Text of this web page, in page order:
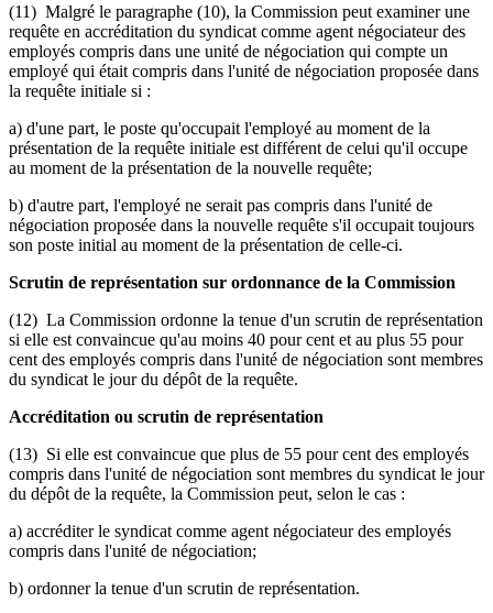
(11) Malgré le paragraphe (10), la Commission peut examiner une
requête en accréditation du syndicat comme agent négociateur des
employés compris dans une unité de négociation qui compte un
employé qui était compris dans l'unité de négociation proposée dans
la requête initiale si :
a) d'une part, le poste qu'occupait l'employé au moment de la
présentation de la requête initiale est différent de celui qu'il occupe
au moment de la présentation de la nouvelle requête;
b) d'autre part, l'employé ne serait pas compris dans l'unité de
négociation proposée dans la nouvelle requête s'il occupait toujours
son poste initial au moment de la présentation de celle-ci.
Scrutin de représentation sur ordonnance de la Commission
(12) La Commission ordonne la tenue d'un scrutin de représentation
si elle est convaincue qu'au moins 40 pour cent et au plus 55 pour
cent des employés compris dans l'unité de négociation sont membres
du syndicat le jour du dépôt de la requête.
Accréditation ou scrutin de représentation
(13) Si elle est convaincue que plus de 55 pour cent des employés
compris dans l'unité de négociation sont membres du syndicat le jour
du dépôt de la requête, la Commission peut, selon le cas :
a) accréditer le syndicat comme agent négociateur des employés
compris dans l'unité de négociation;
b) ordonner la tenue d'un scrutin de représentation.